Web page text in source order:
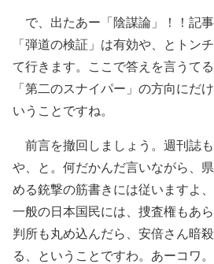
で、出たあー「陰謀論」！！記事
「弾道の検証」は有効や、とトン
て行きます。ここで答えを言うて
「第二のスナイパー」の方向にだ
いうことですね。
前言を撤回しましょう。週刊誌も
や、と。何だかんだ言いながら、
める銃撃の筋書きには従いますよ
一般の日本国民には、捜査権もあ
判所も丸め込んだら、安倍さん暗
る、ということですわ。あーコワ。